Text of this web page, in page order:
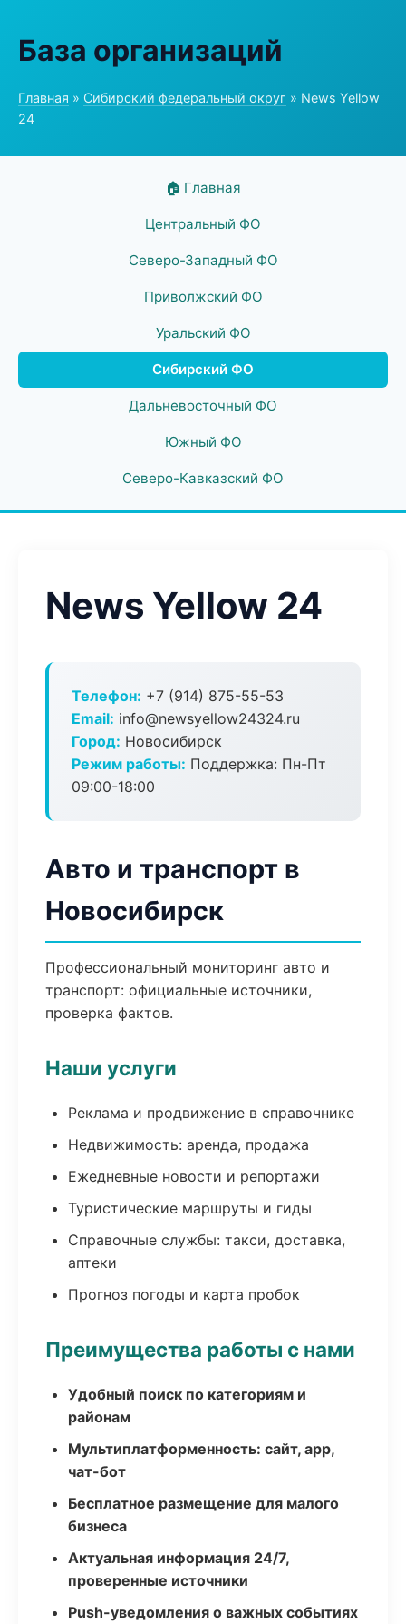
База организаций
Главная » Сибирский федеральный округ » News Yellow
24
🏠 Главная
Центральный ФО
Северо-Западный ФО
Приволжский ФО
Уральский ФО
Сибирский ФО
Дальневосточный ФО
Южный ФО
Северо-Кавказский ФО
News Yellow 24
Телефон: +7 (914) 875-55-53
Email: info@newsyellow24324.ru
Город: Новосибирск
Режим работы: Поддержка: Пн-Пт
09:00-18:00
Авто и транспорт в
Новосибирск
Профессиональный мониторинг авто и
транспорт: официальные источники,
проверка фактов.
Наши услуги
Реклама и продвижение в справочнике
Недвижимость: аренда, продажа
Ежедневные новости и репортажи
Туристические маршруты и гиды
Справочные службы: такси, доставка,
аптеки
Прогноз погоды и карта пробок
Преимущества работы с нами
Удобный поиск по категориям и
районам
Мультиплатформенность: сайт, app,
чат-бот
Бесплатное размещение для малого
бизнеса
Актуальная информация 24/7,
проверенные источники
Push-уведомления о важных событиях